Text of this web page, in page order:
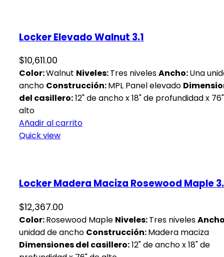
Locker Elevado Walnut 3.1
$10,611.00
Color:Walnut Niveles:Tres nivelesAncho:Una
ancho Construcción:MPL Panel elevado
del casillero:12" de ancho x 18" de profundidad x
alto
Añadir al carrito
Quick view
Locker Madera Maciza Rosewood Maple
$12,367.00
Color:Rosewood Maple Niveles:Tres niveles
unidad de ancho Construcción:Madera maciza
Dimensiones del casillero:12" de ancho x 18" de